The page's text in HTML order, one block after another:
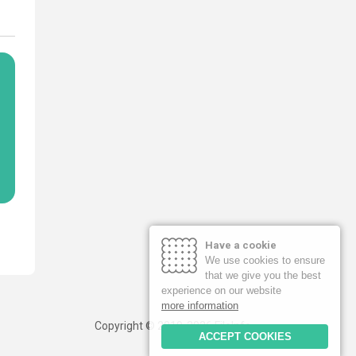
Copyright © 2019-2026 FileInfo
Have a cookie
We use cookies to ensure
that we give you the best
experience on our website
more information
ACCEPT COOKIES